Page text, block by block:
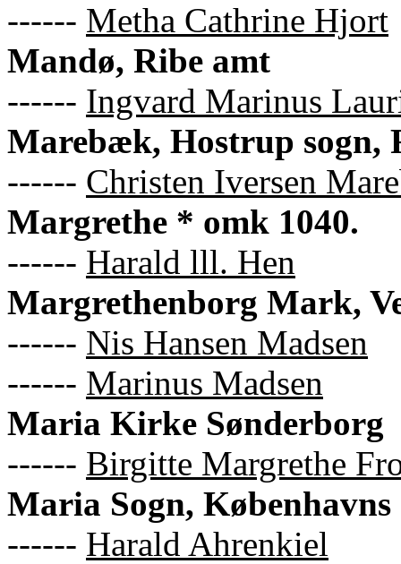
------ Metha Cathrine Hjort
Mandø, Ribe amt
------ Ingvard Marinus
Marebæk, Hostrup sogn,
------ Christen Iversen
Margrethe * omk 1040.
------ Harald lll. Hen
Margrethenborg Mark,
------ Nis Hansen Madsen
------ Marinus Madsen
Maria Kirke Sønderborg
------ Birgitte Margrethe
Maria Sogn, Københavns
------ Harald Ahrenkiel